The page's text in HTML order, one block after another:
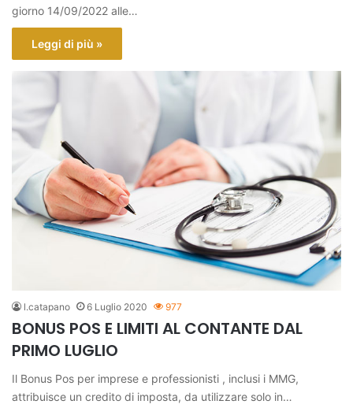
giorno 14/09/2022 alle…
Leggi di più »
l.catapano 6 Luglio 2020 977
BONUS POS E LIMITI AL CONTANTE DAL
PRIMO LUGLIO
Il Bonus Pos per imprese e professionisti , inclusi i MMG,
attribuisce un credito di imposta, da utilizzare solo in…